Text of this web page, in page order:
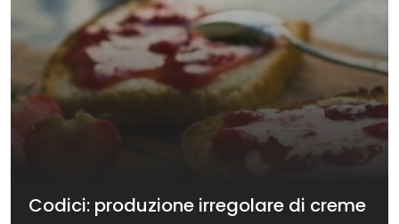
Codici: produzione irregolare di creme